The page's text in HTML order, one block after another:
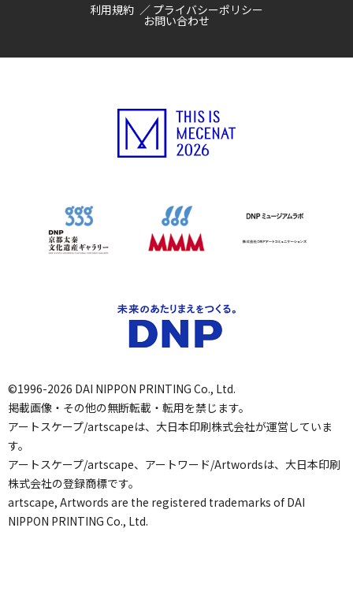
利用規約 プライバシーポリシー
お問い合わせ
©1996-2026 DAI NIPPON PRINTING Co., Ltd.
掲載画像・その他の無断転載・転用を禁じます。
アートスケープ/artscapeは、大日本印刷株式会社が運営していま
す。
アートスケープ/artscape、アートワード/Artwordsは、大日本印刷
株式会社の登録商標です。
artscape, Artwords are the registered trademarks of DAI
NIPPON PRINTING Co., Ltd.